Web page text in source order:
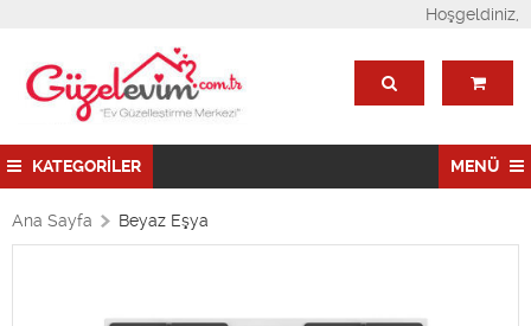
Hoşgeldiniz,
KATEGORİLER MENÜ
Ana Sayfa Beyaz Eşya